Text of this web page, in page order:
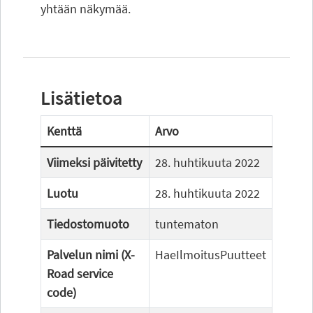
yhtään näkymää.
Lisätietoa
Kenttä
Arvo
Viimeksi päivitetty
28. huhtikuuta 2022
Luotu
28. huhtikuuta 2022
Tiedostomuoto
tuntematon
Palvelun nimi (X-
Road service
code)
HaeIlmoitusPuutteet